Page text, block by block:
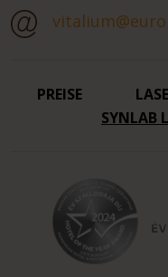
PREISE
SYNLAB